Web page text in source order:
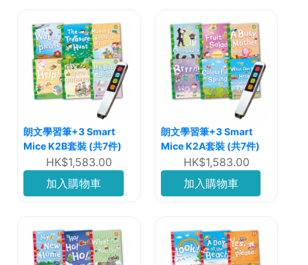
朗文學習筆+3 Smart
Mice K2B套裝 (共7件)
HK$1,583.00
加入購物車
朗文學習筆+3 Smart
Mice K2A套裝 (共7件)
HK$1,583.00
加入購物車